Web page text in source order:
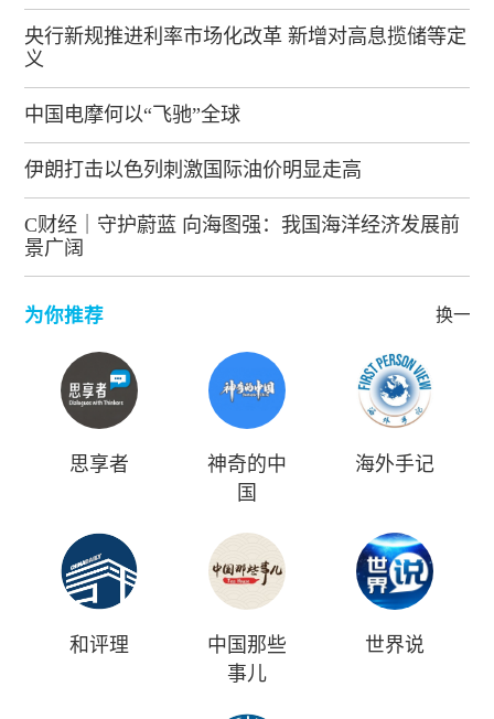
央行新规推进利率市场化改革 新增对高息揽储等定
义
中国电摩何以“飞驰”全球
伊朗打击以色列刺激国际油价明显走高
C财经｜守护蔚蓝 向海图强：我国海洋经济发展前
景广阔
为你推荐 换一批
思享者
神奇的中
国
海外手记
和评理
中国那些
事儿
世界说